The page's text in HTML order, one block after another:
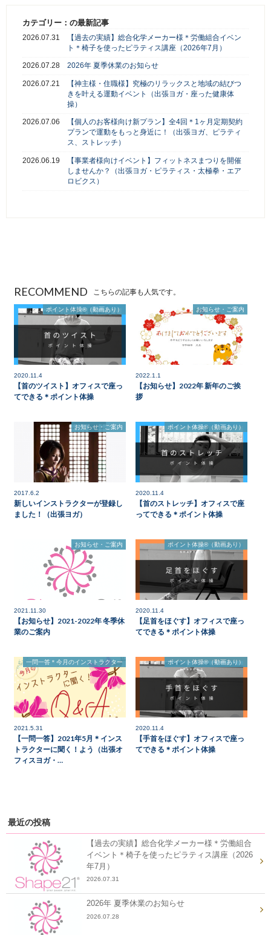
カテゴリー：の最新記事
2026.07.31
【過去の実績】総合化学メーカー様＊労働組合イベン
ト＊椅子を使ったピラティス講座（2026年7月）
2026.07.28 2026年 夏季休業のお知らせ
2026.07.21
【神主様・住職様】究極のリラックスと地域の結びつ
きを叶える運動イベント（出張ヨガ・座った健康体
操）
2026.07.06
【個人のお客様向け新プラン】全4回＊1ヶ月定期契約
プランで運動をもっと身近に！（出張ヨガ、ピラティ
ス、ストレッチ）
2026.06.19
【事業者様向けイベント】フィットネスまつりを開催
しませんか？（出張ヨガ・ピラティス・太極拳・エア
ロビクス）
RECOMMEND こちらの記事も人気です。
ポイント体操®（動画あり）
2020.11.4
【首のツイスト】オフィスで座っ
てできる＊ポイント体操
お知らせ・ご案内
2022.1.1
【お知らせ】2022年 新年のご挨
拶
お知らせ・ご案内
2017.6.2
新しいインストラクターが登録し
ました！（出張ヨガ）
ポイント体操®（動画あり）
2020.11.4
【首のストレッチ】オフィスで座
ってできる＊ポイント体操
お知らせ・ご案内
2021.11.30
【お知らせ】2021-2022年 冬季休
業のご案内
ポイント体操®（動画あり）
2020.11.4
【足首をほぐす】オフィスで座っ
てできる＊ポイント体操
一問一答＊今月のインストラクター
2021.5.31
【一問一答】2021年5月＊インス
トラクターに聞く！よう（出張オ
フィスヨガ・…
ポイント体操®（動画あり）
2020.11.4
【手首をほぐす】オフィスで座っ
てできる＊ポイント体操
最近の投稿
【過去の実績】総合化学メーカー様＊労働組合
イベント＊椅子を使ったピラティス講座（2026
年7月）
2026.07.31
2026年 夏季休業のお知らせ
2026.07.28